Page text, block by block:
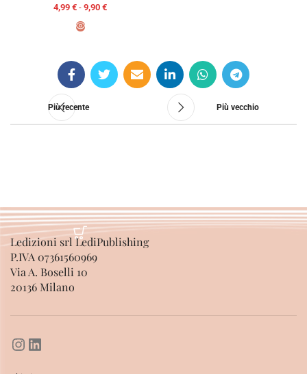
4,99 € - 9,90 €
Più recente Più vecchio
Ledizioni srl LediPublishing
P.IVA 07361560969
Via A. Boselli 10
20136 Milano